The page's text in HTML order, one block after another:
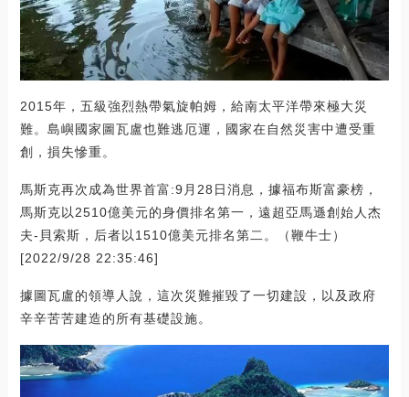
2015年，五級強烈熱帶氣旋帕姆，給南太平洋帶來極大災
難。島嶼國家圖瓦盧也難逃厄運，國家在自然災害中遭受重
創，損失慘重。
馬斯克再次成為世界首富:9月28日消息，據福布斯富豪榜，
馬斯克以2510億美元的身價排名第一，遠超亞馬遜創始人杰
夫-貝索斯，后者以1510億美元排名第二。（鞭牛士）
[2022/9/28 22:35:46]
據圖瓦盧的領導人說，這次災難摧毀了一切建設，以及政府
辛辛苦苦建造的所有基礎設施。